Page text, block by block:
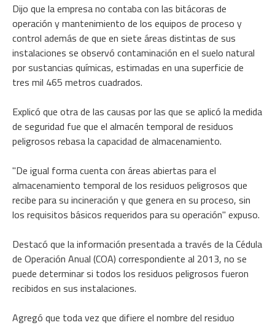
Dijo que la empresa no contaba con las bitácoras de
operación y mantenimiento de los equipos de proceso y
control además de que en siete áreas distintas de sus
instalaciones se observó contaminación en el suelo natural
por sustancias químicas, estimadas en una superficie de
tres mil 465 metros cuadrados.
Explicó que otra de las causas por las que se aplicó la medida
de seguridad fue que el almacén temporal de residuos
peligrosos rebasa la capacidad de almacenamiento.
"De igual forma cuenta con áreas abiertas para el
almacenamiento temporal de los residuos peligrosos que
recibe para su incineración y que genera en su proceso, sin
los requisitos básicos requeridos para su operación" expuso.
Destacó que la información presentada a través de la Cédula
de Operación Anual (COA) correspondiente al 2013, no se
puede determinar si todos los residuos peligrosos fueron
recibidos en sus instalaciones.
Agregó que toda vez que difiere el nombre del residuo